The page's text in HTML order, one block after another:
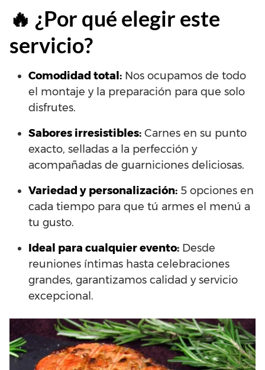
🔥 ¿Por qué elegir este
servicio?
Comodidad total: Nos ocupamos de todo
el montaje y la preparación para que solo
disfrutes.
Sabores irresistibles: Carnes en su punto
exacto, selladas a la perfección y
acompañadas de guarniciones deliciosas.
Variedad y personalización: 5 opciones en
cada tiempo para que tú armes el menú a
tu gusto.
Ideal para cualquier evento: Desde
reuniones íntimas hasta celebraciones
grandes, garantizamos calidad y servicio
excepcional.